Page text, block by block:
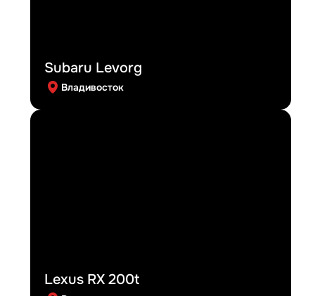
Subaru Levorg
Владивосток
Lexus RX 200t